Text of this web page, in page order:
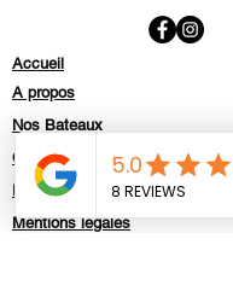
Accueil
A propos
Nos Bateaux
Contact
Politique de confidentialité
Mentions légales